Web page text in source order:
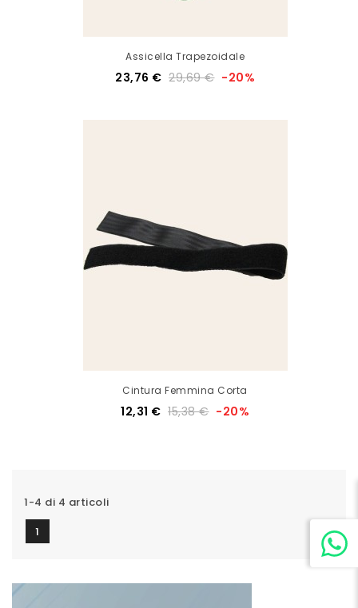
Assicella Trapezoidale
23,76 € 29,69 € -20%
Cintura Femmina Corta
12,31 € 15,38 € -20%
1-4 di 4 articoli
1